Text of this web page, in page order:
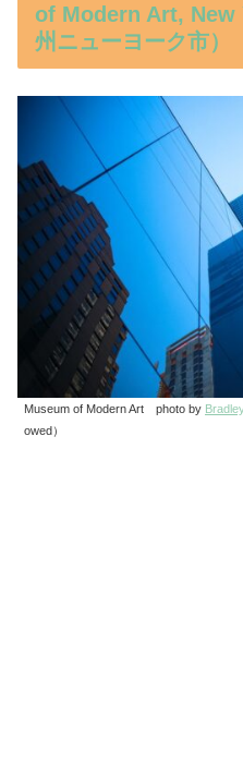
of Modern Art, New
州ニューヨーク市）
Museum of Modern Art photo by
owed）